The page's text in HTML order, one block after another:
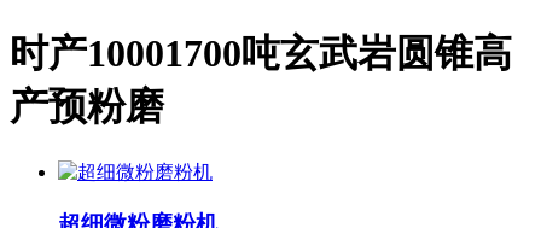
时产10001700吨玄武岩圆锥高
产预粉磨